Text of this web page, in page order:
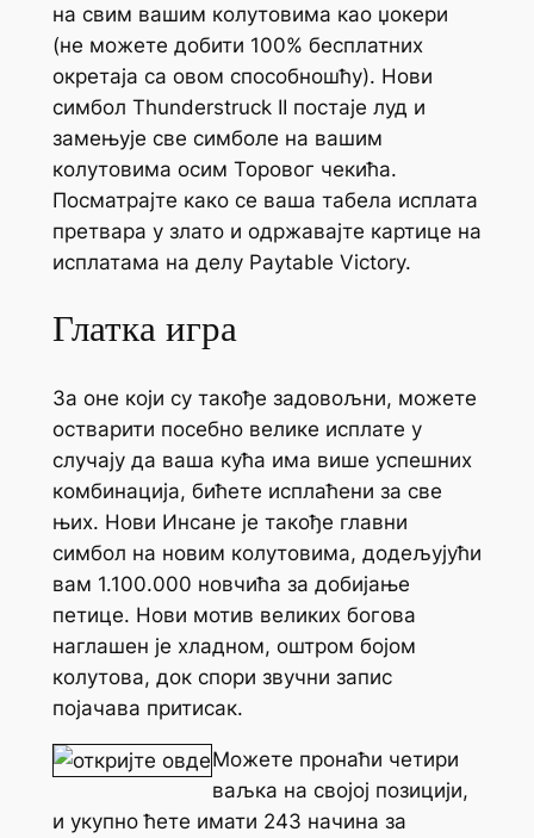
на свим вашим колутовима као џокери
(не можете добити 100% бесплатних
окретаја са овом способношћу). Нови
симбол Thunderstruck II постаје луд и
замењује све симболе на вашим
колутовима осим Торовог чекића.
Посматрајте како се ваша табела исплата
претвара у злато и одржавајте картице на
исплатама на делу Paytable Victory.
Глатка игра
За оне који су такође задовољни, можете
остварити посебно велике исплате у
случају да ваша кућа има више успешних
комбинација, бићете исплаћени за све
њих. Нови Инсане је такође главни
симбол на новим колутовима, додељујући
вам 1.100.000 новчића за добијање
петице. Нови мотив великих богова
наглашен је хладном, оштром бојом
колутова, док спори звучни запис
појачава притисак.
Можете пронаћи четири
ваљка на својој позицији,
и укупно ћете имати 243 начина за